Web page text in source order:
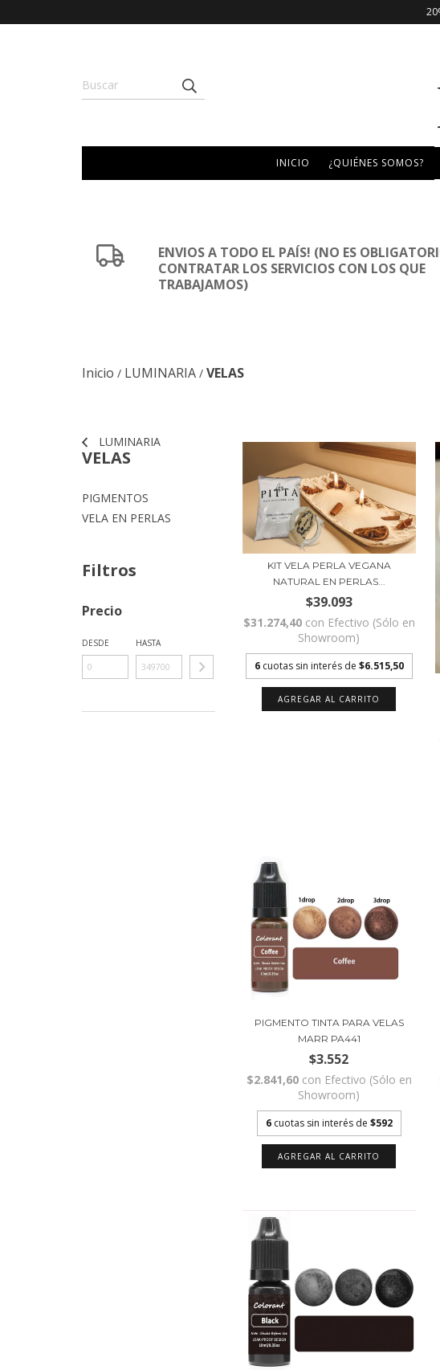
INICIO ¿QUIÉNES SOMOS?
ENVIOS A TODO EL PAÍS! (NO ES
CONTRATAR LOS SERVICIOS CON LOS QUE
TRABAJAMOS)
Inicio / LUMINARIA / VELAS
LUMINARIA
VELAS
PIGMENTOS
VELA EN PERLAS
Filtros
Precio
DESDE HASTA
KIT VELA PERLA VEGANA
NATURAL EN PERLAS...
$39.093
$31.274,40 con Efectivo (Sólo en
Showroom)
6 cuotas sin interés de $6.515,50
PIGMENTO TINTA PARA VELAS
MARR PA441
$3.552
$2.841,60 con Efectivo (Sólo en
Showroom)
6 cuotas sin interés de $592